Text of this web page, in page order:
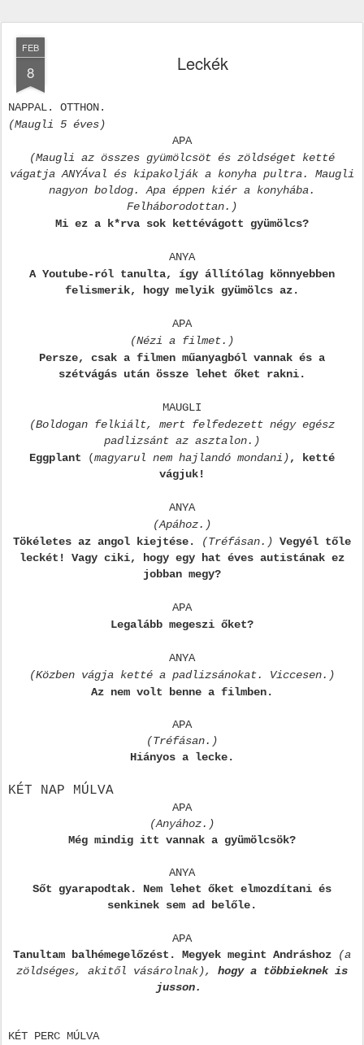
FEB
8 Leckék
NAPPAL. OTTHON.
(Maugli 5 éves)
APA
(Maugli az összes gyümölcsöt és zöldséget ketté
vágatja ANYÁval és kipakolják a konyha pultra. Maugli
nagyon boldog. Apa éppen kiér a konyhába.
Felháborodottan.)
Mi ez a k*rva sok kettévágott gyümölcs?
ANYA
A Youtube-ról tanulta, így állítólag könnyebben
felismerik, hogy melyik gyümölcs az.
APA
(Nézi a filmet.)
Persze, csak a filmen műanyagból vannak és a
szétvágás után össze lehet őket rakni.
MAUGLI
(Boldogan felkiált, mert felfedezett négy egész
padlizsánt az asztalon.)
Eggplant
(magyarul nem hajlandó mondani), ketté
vágjuk!
ANYA
(Apához.)
Tökéletes az angol kiejtése.
(Tréfásan.) Vegyél tőle
leckét! Vagy ciki, hogy egy hat éves autistának ez
jobban megy?
APA
Legalább megeszi őket?
ANYA
(Közben vágja ketté a padlizsánokat. Viccesen.)
Az nem volt benne a filmben.
APA
(Tréfásan.)
Hiányos a lecke.
KÉT NAP MÚLVA
APA
(Anyához.)
Még mindig itt vannak a gyümölcsök?
ANYA
Sőt gyarapodtak. Nem lehet őket elmozdítani és
senkinek sem ad belőle.
APA
Tanultam balhémegelőzést. Megyek megint Andráshoz
(a
zöldséges, akitől vásárolnak), hogy a többieknek is
jusson.
KÉT PERC MÚLVA